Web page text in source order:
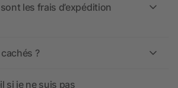
les frais d’expédition
?
si je ne suis pas